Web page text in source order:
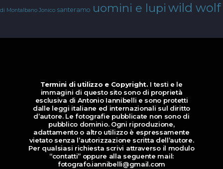
di Montalbano Jonico santeramo uomini e lupi wild wolf
Termini di utilizzo e Copyright. I testi e le
immagini di questo sito sono di proprietà
esclusiva di Antonio Iannibelli e sono protetti
dalle leggi italiane ed internazionali sul diritto
d’autore. Le fotografie pubblicate non sono di
pubblico dominio. Ogni riproduzione,
adattamento o altro utilizzo è espressamente
vietato senza l’autorizzazione scritta dell’autore.
Per qualsiasi richiesta scrivi attraverso il modulo
“contatti” oppure alla seguente mail:
fotografo.iannibelli@gmail.com